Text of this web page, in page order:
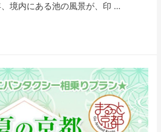
境内にある池の風景が、印 …